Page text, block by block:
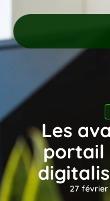
Les
portail
27 février